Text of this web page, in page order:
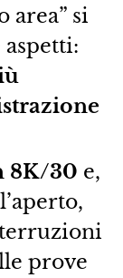
area” si
8K/30 e,
prove